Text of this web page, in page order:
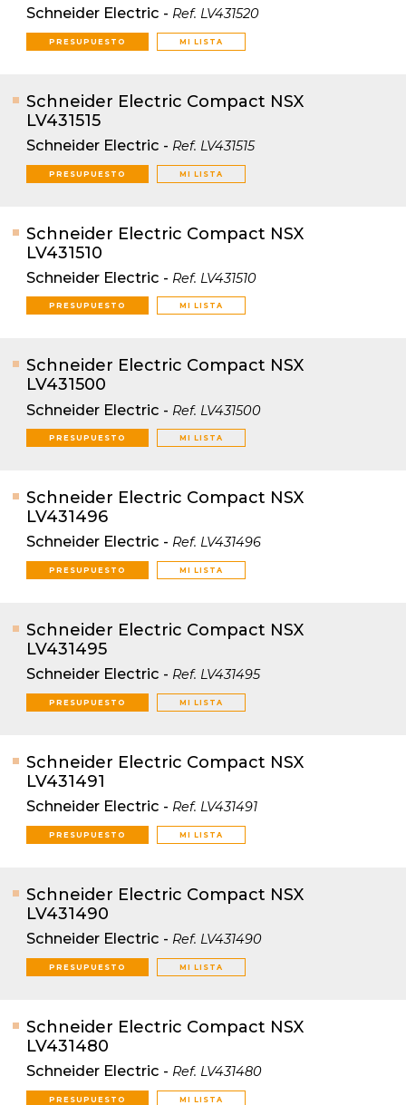
Schneider Electric - Ref. LV431520
PRESUPUESTO MI LISTA
Schneider Electric Compact NSX
LV431515
Schneider Electric - Ref. LV431515
PRESUPUESTO MI LISTA
Schneider Electric Compact NSX
LV431510
Schneider Electric - Ref. LV431510
PRESUPUESTO MI LISTA
Schneider Electric Compact NSX
LV431500
Schneider Electric - Ref. LV431500
PRESUPUESTO MI LISTA
Schneider Electric Compact NSX
LV431496
Schneider Electric - Ref. LV431496
PRESUPUESTO MI LISTA
Schneider Electric Compact NSX
LV431495
Schneider Electric - Ref. LV431495
PRESUPUESTO MI LISTA
Schneider Electric Compact NSX
LV431491
Schneider Electric - Ref. LV431491
PRESUPUESTO MI LISTA
Schneider Electric Compact NSX
LV431490
Schneider Electric - Ref. LV431490
PRESUPUESTO MI LISTA
Schneider Electric Compact NSX
LV431480
Schneider Electric - Ref. LV431480
PRESUPUESTO MI LISTA